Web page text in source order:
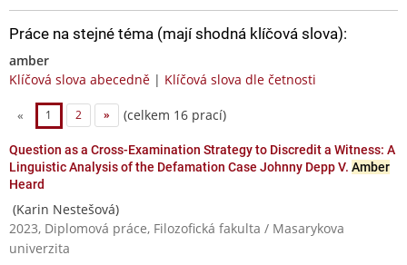
Práce na stejné téma (mají shodná klíčová slova):
amber
Klíčová slova abecedně | Klíčová slova dle četnosti
« 1 2 » (celkem 16 prací)
Question as a Cross-Examination Strategy to Discredit a Witness: A
Linguistic Analysis of the Defamation Case Johnny Depp V. Amber
Heard
(Karin Nestešová)
2023, Diplomová práce, Filozofická fakulta / Masarykova
univerzita